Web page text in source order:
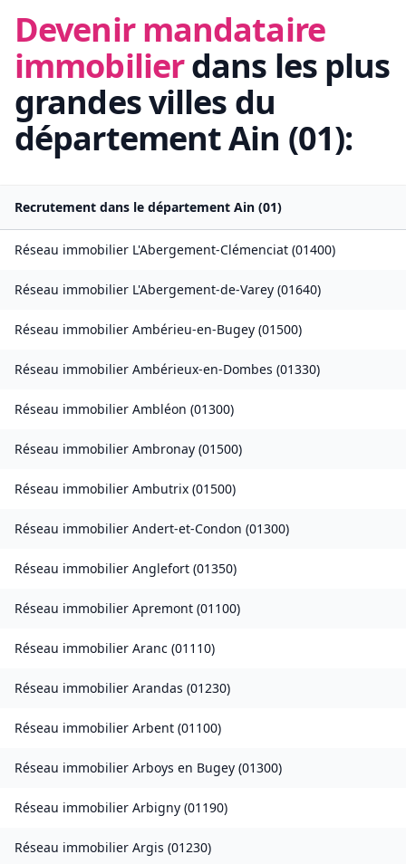
Devenir mandataire
immobilierdans les plus
grandes villes du
départementAin (01):
Recrutement dans le département Ain (01)
Réseau immobilier L'Abergement-Clémenciat (01400)
Réseau immobilier L'Abergement-de-Varey (01640)
Réseau immobilier Ambérieu-en-Bugey (01500)
Réseau immobilier Ambérieux-en-Dombes (01330)
Réseau immobilier Ambléon (01300)
Réseau immobilier Ambronay (01500)
Réseau immobilier Ambutrix (01500)
Réseau immobilier Andert-et-Condon (01300)
Réseau immobilier Anglefort (01350)
Réseau immobilier Apremont (01100)
Réseau immobilier Aranc (01110)
Réseau immobilier Arandas (01230)
Réseau immobilier Arbent (01100)
Réseau immobilier Arboys en Bugey (01300)
Réseau immobilier Arbigny (01190)
Réseau immobilier Argis (01230)